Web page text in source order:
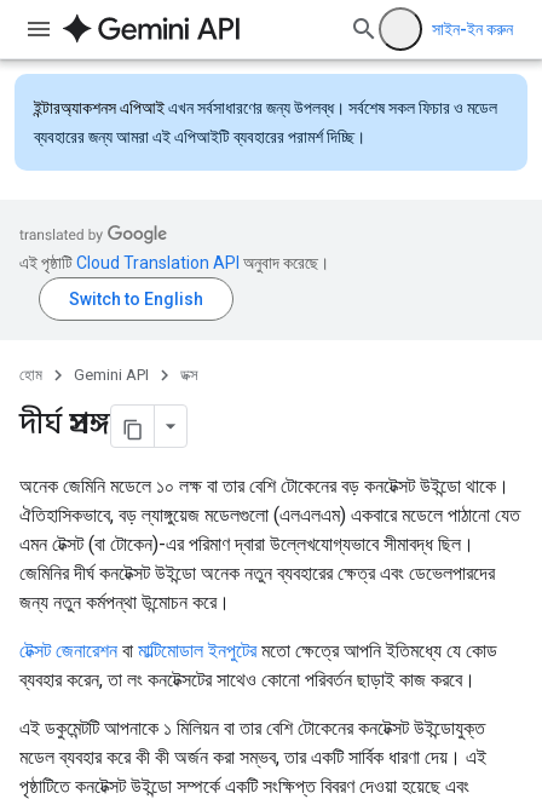
সাইন-ইন করুন
ইন্টারঅ্যাকশনস এপিআইএখন সর্বসাধারণের জন্য উপলব্ধ। সর্বশেষ সকল ফিচার ও মডেল
ব্যবহারের জন্য আমরা এই এপিআইটি ব্যবহারের পরামর্শ দিচ্ছি।
এই পৃষ্ঠাটিCloud Translation API অনুবাদ করেছে।
হোম Gemini API ডক্স
দীর্ঘ প্রসঙ্গ
অনেক জেমিনি মডেলে ১০ লক্ষ বা তার বেশি টোকেনের বড় কনটেক্সট উইন্ডো থাকে।
ঐতিহাসিকভাবে, বড় ল্যাঙ্গুয়েজ মডেলগুলো (এলএলএম) একবারে মডেলে পাঠানো যেত
এমন টেক্সট (বা টোকেন)-এর পরিমাণ দ্বারা উল্লেখযোগ্যভাবে সীমাবদ্ধ ছিল।
জেমিনির দীর্ঘ কনটেক্সট উইন্ডো অনেক নতুন ব্যবহারের ক্ষেত্র এবং ডেভেলপারদের
জন্য নতুন কর্মপন্থা উন্মোচন করে।
টেক্সট জেনারেশনবা মাল্টিমোডাল ইনপুটেরমতো ক্ষেত্রে আপনি ইতিমধ্যে যে কোড
ব্যবহার করেন, তা লং কনটেক্সটের সাথেও কোনো পরিবর্তন ছাড়াই কাজ করবে।
এই ডকুমেন্টটি আপনাকে ১ মিলিয়ন বা তার বেশি টোকেনের কনটেক্সট উইন্ডোযুক্ত
মডেল ব্যবহার করে কী কী অর্জন করা সম্ভব, তার একটি সার্বিক ধারণা দেয়। এই
পৃষ্ঠাটিতে কনটেক্সট উইন্ডো সম্পর্কে একটি সংক্ষিপ্ত বিবরণ দেওয়া হয়েছে এবং